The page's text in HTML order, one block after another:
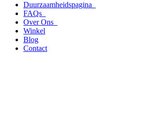
Duurzaamheidspagina
FAQs
Over Ons
Winkel
Blog
Contact